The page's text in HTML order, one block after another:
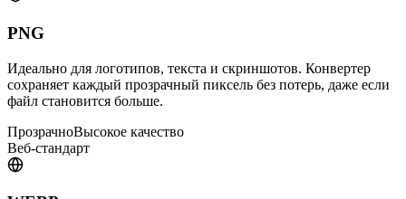
PNG
Идеально для логотипов, текста и скриншотов. Конвертер
сохраняет каждый прозрачный пиксель без потерь, даже если
файл становится больше.
ПрозрачноВысокое качество
Веб-стандарт